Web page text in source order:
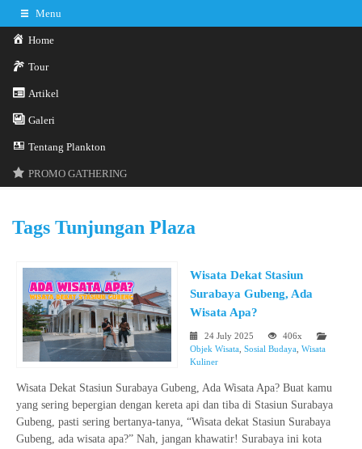
Menu
Home
Tour
Artikel
Galeri
Tentang Plankton
PROMO GATHERING
Tags Tunjungan Plaza
Wisata Dekat Stasiun
Surabaya Gubeng, Ada
Wisata Apa?
24 July 2025
406x
Objek Wisata Sosial Budaya Wisata
Kuliner
Wisata Dekat Stasiun Surabaya Gubeng, Ada Wisata Apa? Buat kamu
yang sering bepergian dengan kereta api dan tiba di Stasiun Surabaya
Gubeng, pasti sering bertanya-tanya, “Wisata dekat Stasiun Surabaya
Gubeng, ada wisata apa?” Nah, jangan khawatir! Surabaya ini kota